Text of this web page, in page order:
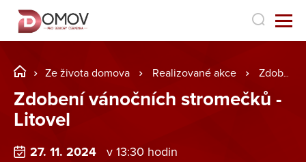
Ze života domova Realizované akce Zdobení vánočních stromečků - Litovel
Zdobení vánočních stromečků -
Litovel
27. 11. 2024
v 13:30 hodin